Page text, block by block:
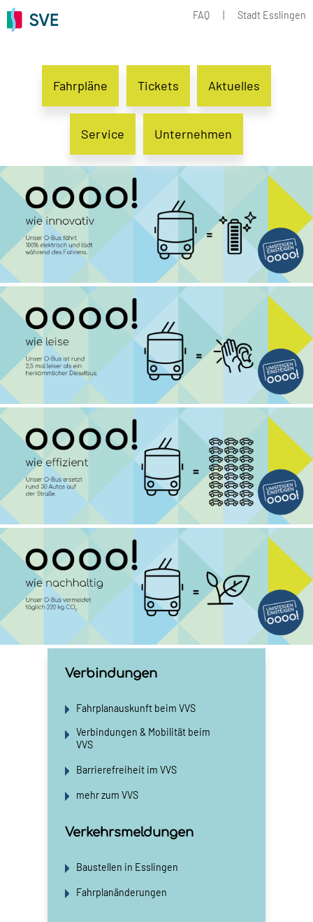
FAQ Stadt Esslingen
Fahrpläne Tickets Aktuelles
Service Unternehmen
Verbindungen
Fahrplanauskunft beim VVS
Verbindungen & Mobilität beim
VVS
Barrierefreiheit im VVS
mehr zum VVS
Verkehrsmeldungen
Baustellen in Esslingen
Fahrplanänderungen